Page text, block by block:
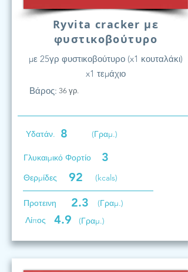
Ryvita cracker με
φυστικοβούτυρο
με 25γρ φυστικοβούτυρο (x1 κουταλάκι)
x1 τεμάχιο
Βάρος: 36 γρ.
Υδατάν. 8 (Γραμ.)
Γλυκαιμικό Φορτίο 3
Θερμίδες 92 (kcals)
Προτεινη 2.3
(Γραμ.)
Λίπος
4.9 (Γραμ.)